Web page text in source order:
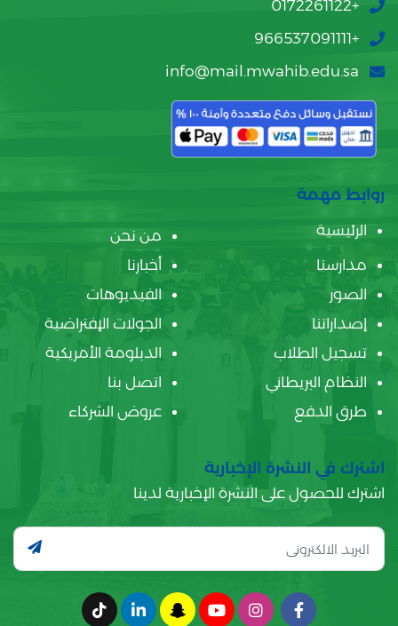
+0172261122
+966537091111
info@mail.mwahib.edu.sa
روابط مهمة
الرئيسية
من نحن
مدارسنا
أخبارنا
الصور
الفيديوهات
إصداراتنا
الجولات الإفتراضية
تسجيل الطلاب
الدبلومة الأمريكية
النظام البريطاني
اتصل بنا
طرق الدفع
عروض الشركاء
اشترك في النشرة الإخبارية
اشترك للحصول على النشرة الإخبارية لدينا